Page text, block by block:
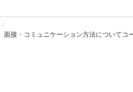
接・コミュニケーション方法についてコ